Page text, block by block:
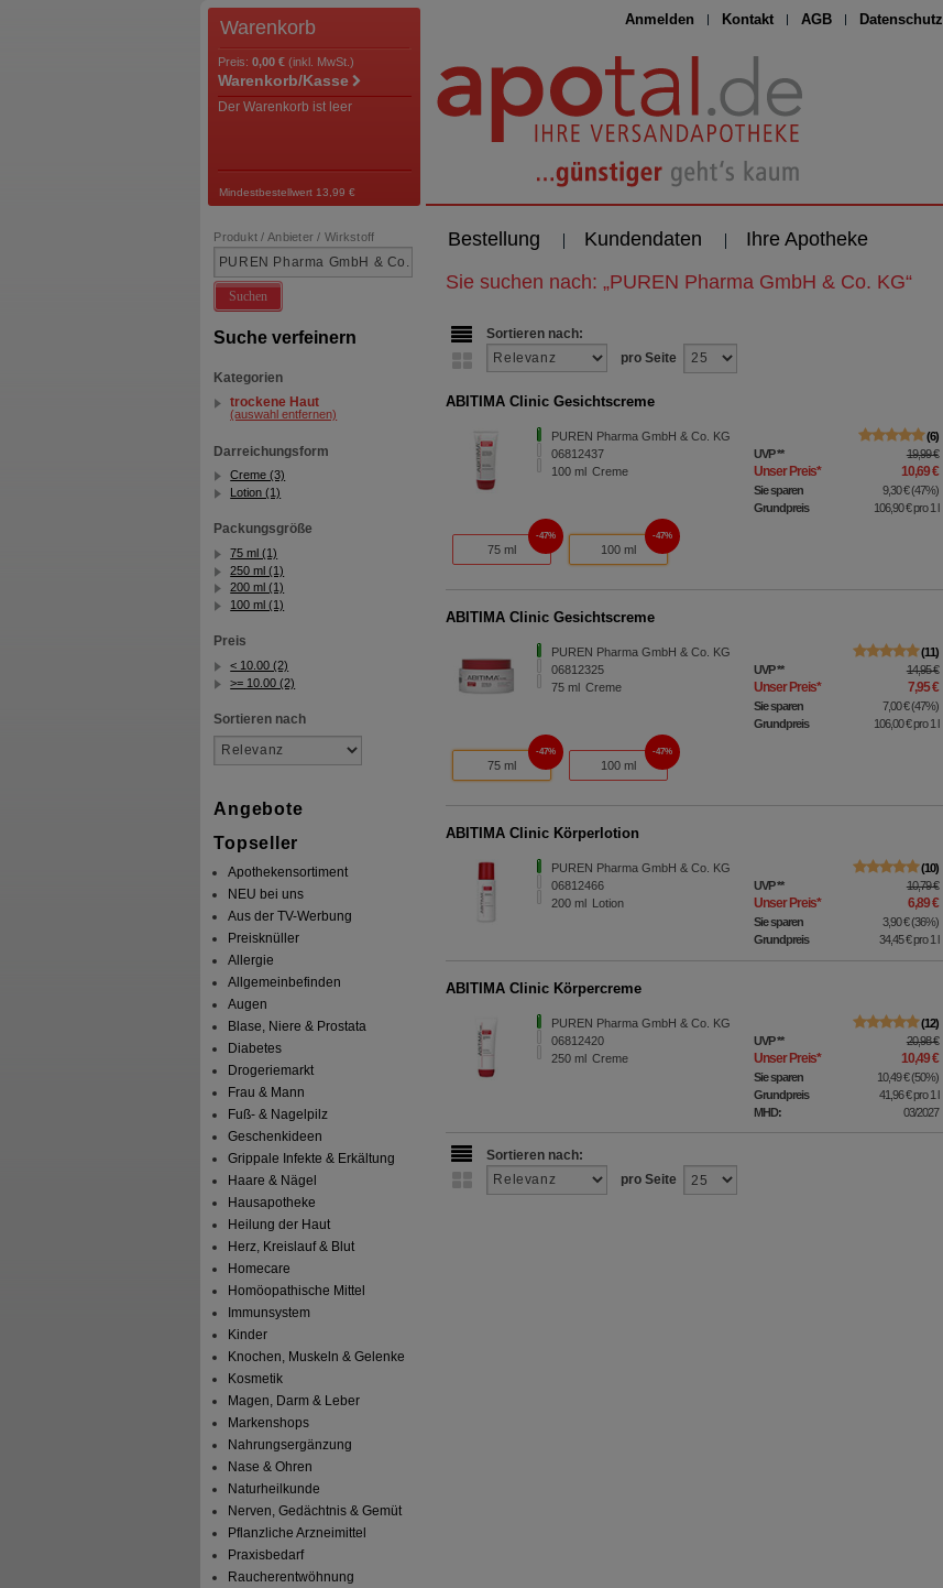
Anmelden Kontakt AGB Datenschutz
Warenkorb
Preis: 0,00 € (inkl. MwSt.)
Warenkorb/Kasse
Der Warenkorb ist leer
Mindestbestellwert 13,99 €
Bestellung Kundendaten Ihre Apotheke
Produkt / Anbieter / Wirkstoff
Suchen
Suche verfeinern
Kategorien
trockene Haut
(auswahl entfernen)
Darreichungsform
Creme (3)
Lotion (1)
Packungsgröße
75 ml (1)
250 ml (1)
200 ml (1)
100 ml (1)
Preis
< 10.00 (2)
>= 10.00 (2)
Sortieren nach
Angebote
Topseller
Apothekensortiment
NEU bei uns
Aus der TV-Werbung
Preisknüller
Allergie
Allgemeinbefinden
Augen
Blase, Niere & Prostata
Diabetes
Drogeriemarkt
Frau & Mann
Fuß- & Nagelpilz
Geschenkideen
Grippale Infekte & Erkältung
Haare & Nägel
Hausapotheke
Heilung der Haut
Herz, Kreislauf & Blut
Homecare
Homöopathische Mittel
Immunsystem
Kinder
Knochen, Muskeln & Gelenke
Kosmetik
Magen, Darm & Leber
Markenshops
Nahrungsergänzung
Nase & Ohren
Naturheilkunde
Nerven, Gedächtnis & Gemüt
Pflanzliche Arzneimittel
Praxisbedarf
Raucherentwöhnung
Sie suchen nach: „PUREN Pharma GmbH & Co. KG“
Sortieren nach:
pro Seite
ABITIMA Clinic Gesichtscreme
PUREN Pharma GmbH & Co. KG
06812437
100 ml Creme
6
UVP** 19,99 €
Unser Preis* 10,69 €
Sie sparen 9,30 €(47%)
Grundpreis
106,90 €pro 1 l
75 ml
47%
100 ml
47%
ABITIMA Clinic Gesichtscreme
PUREN Pharma GmbH & Co. KG
06812325
75 ml Creme
11
UVP** 14,95 €
Unser Preis* 7,95 €
Sie sparen 7,00 €(47%)
Grundpreis
106,00 €pro 1 l
75 ml
47%
100 ml
47%
ABITIMA Clinic Körperlotion
PUREN Pharma GmbH & Co. KG
06812466
200 ml Lotion
10
UVP** 10,79 €
Unser Preis* 6,89 €
Sie sparen 3,90 €(36%)
Grundpreis
34,45 €pro 1 l
ABITIMA Clinic Körpercreme
PUREN Pharma GmbH & Co. KG
06812420
250 ml Creme
12
UVP** 20,98 €
Unser Preis* 10,49 €
Sie sparen 10,49 €(50%)
Grundpreis
41,96 €pro 1 l
MHD:
03/2027
Sortieren nach:
pro Seite